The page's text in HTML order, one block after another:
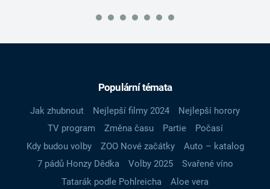
Populární témata
Jak zhubnout Nejlepší filmy 2024
Nejlepší horory
TV program
Změna času Partie
Počasí
Kdy budou volby
ZOO Nové začátky
Auto – katalog
7 pádů Honzy Dědka
Volby 2025
Svařené víno
Tatarák podle Pohlreicha
Aloe vera